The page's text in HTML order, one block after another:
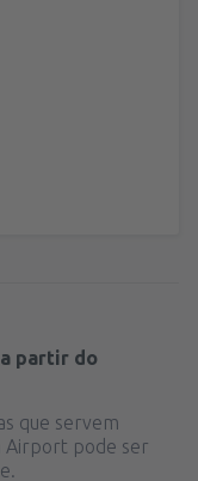
partir do
que servem
Airport pode ser